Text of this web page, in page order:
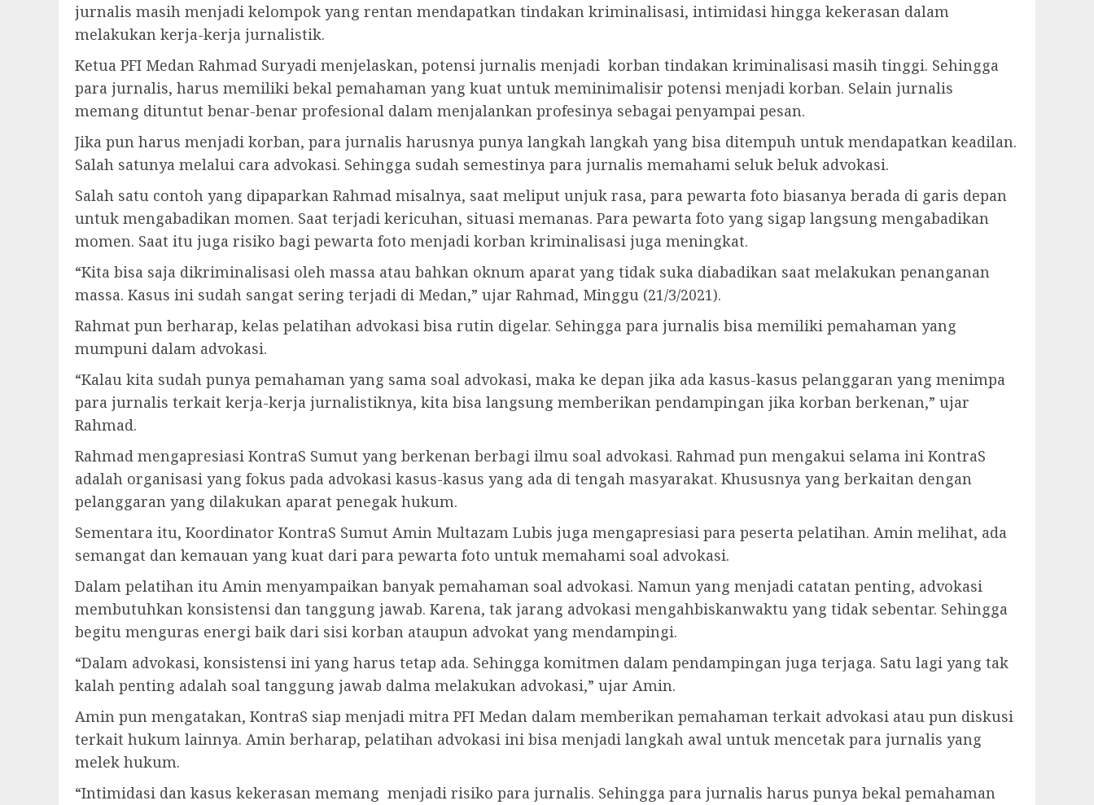
jurnalis masih menjadi kelompok yang rentan mendapatkan tindakan kriminalisasi, intimidasi hingga kekerasan dalam
melakukan kerja-kerja jurnalistik.
Ketua PFI Medan Rahmad Suryadi menjelaskan, potensi jurnalis menjadi korban tindakan kriminalisasi masih tinggi. Sehingga
para jurnalis, harus memiliki bekal pemahaman yang kuat untuk meminimalisir potensi menjadi korban. Selain jurnalis
memang dituntut benar-benar profesional dalam menjalankan profesinya sebagai penyampai pesan.
Jika pun harus menjadi korban, para jurnalis harusnya punya langkah langkah yang bisa ditempuh untuk mendapatkan keadilan.
Salah satunya melalui cara advokasi. Sehingga sudah semestinya para jurnalis memahami seluk beluk advokasi.
Salah satu contoh yang dipaparkan Rahmad misalnya, saat meliput unjuk rasa, para pewarta foto biasanya berada di garis depan
untuk mengabadikan momen. Saat terjadi kericuhan, situasi memanas. Para pewarta foto yang sigap langsung mengabadikan
momen. Saat itu juga risiko bagi pewarta foto menjadi korban kriminalisasi juga meningkat.
“Kita bisa saja dikriminalisasi oleh massa atau bahkan oknum aparat yang tidak suka diabadikan saat melakukan penanganan
massa. Kasus ini sudah sangat sering terjadi di Medan,” ujar Rahmad, Minggu (21/3/2021).
Rahmat pun berharap, kelas pelatihan advokasi bisa rutin digelar. Sehingga para jurnalis bisa memiliki pemahaman yang
mumpuni dalam advokasi.
“Kalau kita sudah punya pemahaman yang sama soal advokasi, maka ke depan jika ada kasus-kasus pelanggaran yang menimpa
para jurnalis terkait kerja-kerja jurnalistiknya, kita bisa langsung memberikan pendampingan jika korban berkenan,” ujar
Rahmad.
Rahmad mengapresiasi KontraS Sumut yang berkenan berbagi ilmu soal advokasi. Rahmad pun mengakui selama ini KontraS
adalah organisasi yang fokus pada advokasi kasus-kasus yang ada di tengah masyarakat. Khususnya yang berkaitan dengan
pelanggaran yang dilakukan aparat penegak hukum.
Sementara itu, Koordinator KontraS Sumut Amin Multazam Lubis juga mengapresiasi para peserta pelatihan. Amin melihat, ada
semangat dan kemauan yang kuat dari para pewarta foto untuk memahami soal advokasi.
Dalam pelatihan itu Amin menyampaikan banyak pemahaman soal advokasi. Namun yang menjadi catatan penting, advokasi
membutuhkan konsistensi dan tanggung jawab. Karena, tak jarang advokasi mengahbiskanwaktu yang tidak sebentar. Sehingga
begitu menguras energi baik dari sisi korban ataupun advokat yang mendampingi.
“Dalam advokasi, konsistensi ini yang harus tetap ada. Sehingga komitmen dalam pendampingan juga terjaga. Satu lagi yang tak
kalah penting adalah soal tanggung jawab dalma melakukan advokasi,” ujar Amin.
Amin pun mengatakan, KontraS siap menjadi mitra PFI Medan dalam memberikan pemahaman terkait advokasi atau pun diskusi
terkait hukum lainnya. Amin berharap, pelatihan advokasi ini bisa menjadi langkah awal untuk mencetak para jurnalis yang
melek hukum.
“Intimidasi dan kasus kekerasan memang menjadi risiko para jurnalis. Sehingga para jurnalis harus punya bekal pemahaman